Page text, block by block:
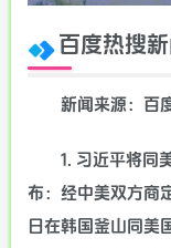
百度热搜新
新闻来源：百
1. 习近平将同
布：经中美双方商
日在韩国釜山同美